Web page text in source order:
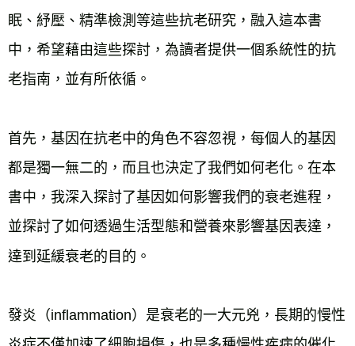
眠、紓壓、精準檢測等這些抗老研究，融入這本書
中，希望藉由這些探討，為讀者提供一個系統性的抗
老指南，並有所依循。
首先，基因在抗老中的角色不容忽視，每個人的基因
都是獨一無二的，而且也決定了我們如何老化。在本
書中，我深入探討了基因如何影響我們的衰老進程，
並探討了如何透過生活型態和營養來影響基因表達，
達到延緩衰老的目的。
發炎（inflammation）是衰老的一大元兇，長期的慢性